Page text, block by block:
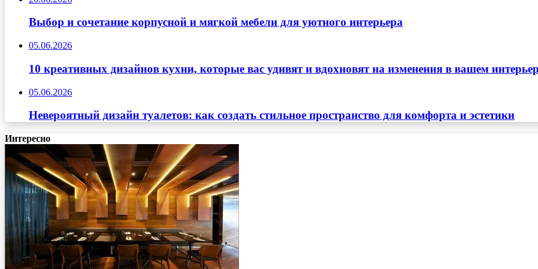
Выбор и сочетание корпусной и мягкой мебели для уютного интерьера
05.06.2026
10 креативных дизайнов кухни, которые вас удивят и вдохновят на изменения в вашем
05.06.2026
Невероятный дизайн туалетов: как создать стильное пространство для комфорта и эстетики
Интересно